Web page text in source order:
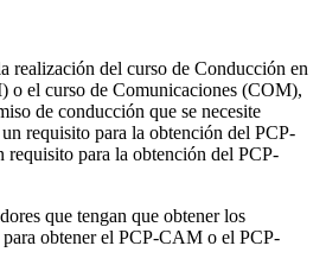
realización del curso de Conducción en
o el curso de Comunicaciones (COM),
de conducción que se necesite
requisito para la obtención del PCP-
para la obtención del PCP-
que tengan que obtener los
obtener el PCP-CAM o el PCP-